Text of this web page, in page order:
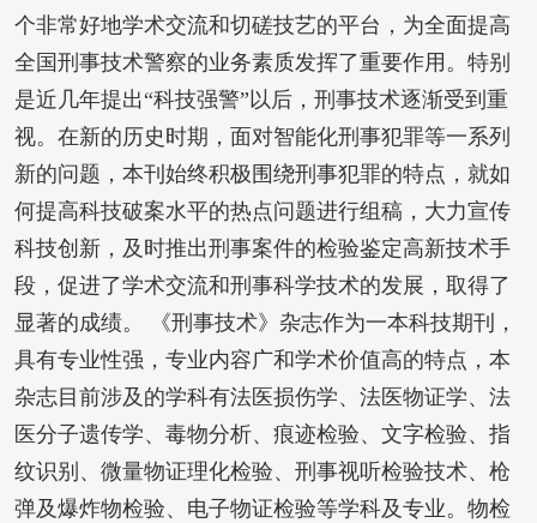
个非常好地学术交流和切磋技艺的平台，为全面提高
全国刑事技术警察的业务素质发挥了重要作用。特别
是近几年提出“科技强警”以后，刑事技术逐渐受到重
视。在新的历史时期，面对智能化刑事犯罪等一系列
新的问题，本刊始终积极围绕刑事犯罪的特点，就如
何提高科技破案水平的热点问题进行组稿，大力宣传
科技创新，及时推出刑事案件的检验鉴定高新技术手
段，促进了学术交流和刑事科学技术的发展，取得了
显著的成绩。 《刑事技术》杂志作为一本科技期刊，
具有专业性强，专业内容广和学术价值高的特点，本
杂志目前涉及的学科有法医损伤学、法医物证学、法
医分子遗传学、毒物分析、痕迹检验、文字检验、指
纹识别、微量物证理化检验、刑事视听检验技术、枪
弹及爆炸物检验、电子物证检验等学科及专业。物检